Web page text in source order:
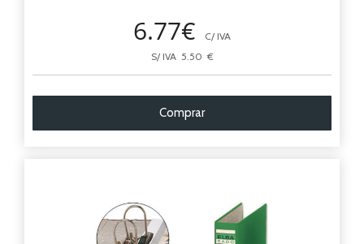
6.77€
C/ IVA
S/ IVA 5.50 €
Comprar